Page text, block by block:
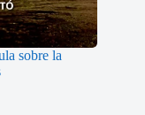
sobre la